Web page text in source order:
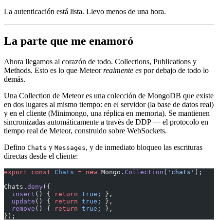
La autenticación está lista. Llevo menos de una hora.
La parte que me enamoró
Ahora llegamos al corazón de todo. Collections, Publications y
Methods. Esto es lo que Meteorrealmente es por debajo de todo lo
demás.
Una Collection de Meteor es una colección de MongoDB que existe
en dos lugares al mismo tiempo: en el servidor (la base de datos real)
y en el cliente (Minimongo, una réplica en memoria). Se mantienen
sincronizadas automáticamente a través de DDP — el protocolo en
tiempo real de Meteor, construido sobre WebSockets.
Defino Chats y Messages, y de inmediato bloqueo las escrituras
directas desde el cliente:
export const Chats = new Mongo. Collection ( 'chats' );
Chats. deny({
  insert
() { return true ; },
  update
() { return true ; },
  remove
() { return true ; },
});